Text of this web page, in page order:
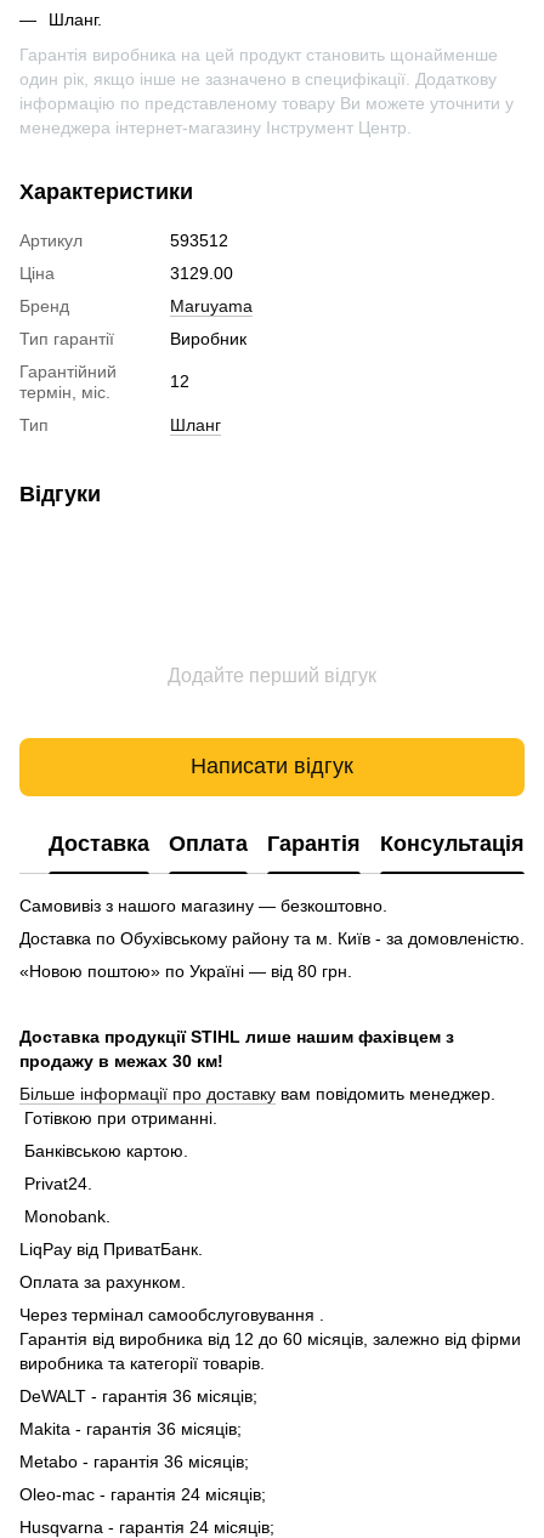
Шланг.
Гарантія виробника на цей продукт становить щонайменше
один рік, якщо інше не зазначено в специфікації. Додаткову
інформацію по представленому товару Ви можете уточнити у
менеджера інтернет-магазину Інструмент Центр.
Характеристики
Артикул
593512
Ціна
3129.00
Бренд
Maruyama
Тип гарантії
Виробник
Гарантійний
термін, міс.
12
Тип Шланг
Відгуки
Додайте перший відгук
Написати відгук
Доставка Оплата Гарантія Консультація
Самовивіз з нашого магазину — безкоштовно.
Доставка по Обухівському району та м. Київ - за домовленістю.
«Новою поштою» по Україні — від 80 грн.
Доставка продукції STIHL лише нашим фахівцем з
продажу в межах 30 км!
Більше інформації про доставку вам повідомить менеджер.
Готівкою при отриманні.
Банківською картою.
Privat24.
Monobank.
LiqPay від ПриватБанк.
Оплата за рахунком.
Через термінал самообслуговування .
Гарантія від виробника від 12 до 60 місяців, залежно від фірми
виробника та категорії товарів.
DeWALT - гарантія 36 місяців;
Makita - гарантія 36 місяців;
Metabo - гарантія 36 місяців;
Oleo-mac - гарантія 24 місяців;
Husqvarna - гарантія 24 місяців;